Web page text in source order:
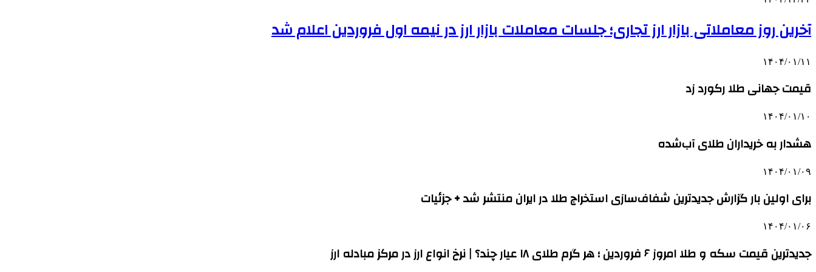
آخرین روز معاملاتی بازار ارز تجاری؛ جلسات معاملات بازار ارز در نیمه اول فروردین اعلام شد
۱۴۰۴/۰۱/۱۱
قیمت جهانی طلا رکورد زد
۱۴۰۴/۰۱/۱۰
هشدار به خریداران طلای آب‌شده
۱۴۰۴/۰۱/۰۹
برای اولین بار گزارش جدیدترین شفاف‌سازی استخراج طلا در ایران منتشر شد + جزئیات
۱۴۰۴/۰۱/۰۶
جدیدترین قیمت سکه و طلا امروز ۶ فروردین ؛ هر گرم طلای ۱۸ عیار چند؟ | نرخ انواع ارز در مرکز مبادله ارز